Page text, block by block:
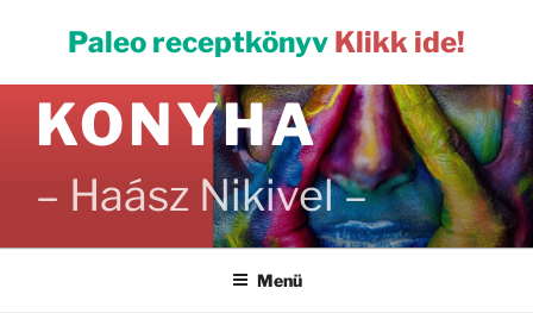
Paleo receptkönyv Klikk ide!
PALEO
KONYHA
– Haász Nikivel –
Menü